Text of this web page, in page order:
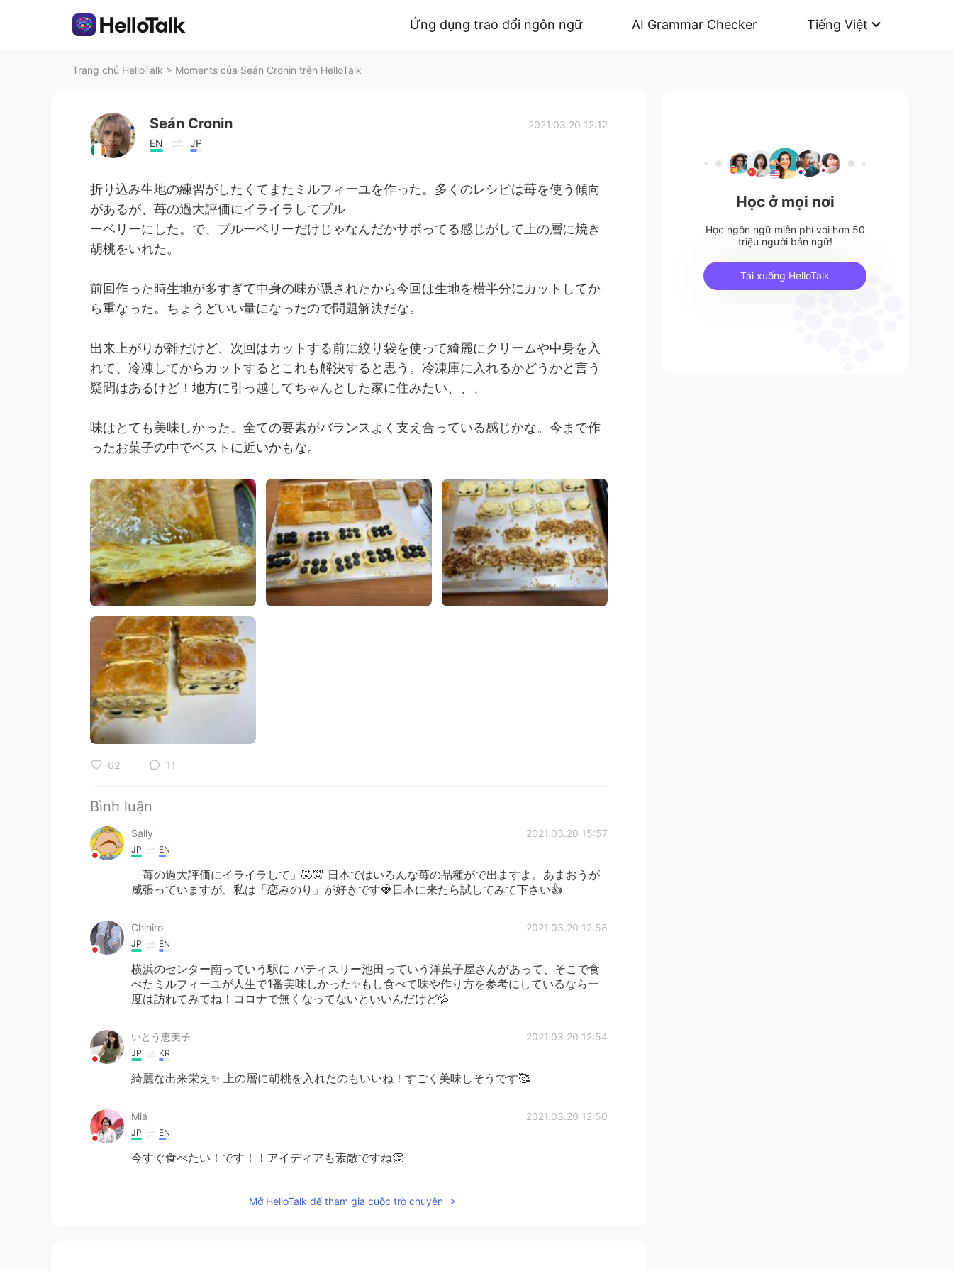
Ứng dụng trao đổi ngôn ngữ AI Grammar Checker Tiếng Việt
Trang chủ HelloTalk > Moments của Seán Cronin trên HelloTalk
Seán Cronin
EN JP
2021.03.20 12:12
折り込み生地の練習がしたくてまたミルフィーユを作った。多くのレシピは苺を使う傾向
があるが、苺の過大評価にイライラしてプル
ーベリーにした。で、プルーベリーだけじゃなんだかサボってる感じがして上の層に焼き
胡桃をいれた。
前回作った時生地が多すぎて中身の味が隠されたから今回は生地を横半分にカットしてか
ら重なった。ちょうどいい量になったので問題解決だな。
出来上がりが雑だけど、次回はカットする前に絞り袋を使って綺麗にクリームや中身を入
れて、冷凍してからカットするとこれも解決すると思う。冷凍庫に入れるかどうかと言う
疑問はあるけど！地方に引っ越してちゃんとした家に住みたい、、、
味はとても美味しかった。全ての要素がバランスよく支え合っている感じかな。今まで作
ったお菓子の中でベストに近いかもな。
62 11
Bình luận
Sally 2021.03.20 15:57
JP EN
「苺の過大評価にイライラして」🤣🤣 日本ではいろんな苺の品種がで出ますよ。あまおうが
威張っていますが、私は「恋みのり」が好きです🍓日本に来たら試してみて下さい👍
Chihiro 2021.03.20 12:58
JP EN
横浜のセンター南っていう駅に パティスリー池田っていう洋菓子屋さんがあって、そこで食
べたミルフィーユが人生で1番美味しかった✨もし食べて味や作り方を参考にしているなら一
度は訪れてみてね！コロナで無くなってないといいんだけど💦
いとう恵美子 2021.03.20 12:54
JP KR
綺麗な出来栄え✨ 上の層に胡桃を入れたのもいいね！すごく美味しそうです🥰
Mia 2021.03.20 12:50
JP EN
今すぐ食べたい！です！！アイディアも素敵ですね👏
Mở HelloTalk để tham gia cuộc trò chuyện
Học ở mọi nơi
Học ngôn ngữ miễn phí với hơn 50
triệu người bản ngữ!
Tải xuống HelloTalk